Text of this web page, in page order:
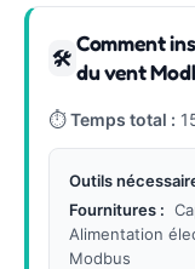
🛠
Comment
du vent
⏱Temps total :
Outils
Fournitures :
Alimentation
Modbus